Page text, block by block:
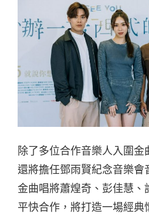
除了多位合作音樂人入圍金
還將擔任鄧雨賢紀念音樂會
金曲唱將蕭煌奇、彭佳慧、
平快合作，將打造一場經典